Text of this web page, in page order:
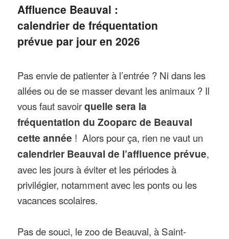
Affluence Beauval :
calendrier de fréquentation
prévue par jour en 2026
Pas envie de patienter à l’entrée ? Ni dans les
allées ou de se masser devant les animaux ? Il
vous faut savoirquelle sera la
fréquentation du Zooparc de Beauval
cette année ! Alors pour ça, rien ne vaut un
calendrier Beauval de l’affluence prévue,
avec les jours à éviter et les périodes à
privilégier, notamment avec les ponts ou les
vacances scolaires.
Pas de souci, le zoo de Beauval, à Saint-